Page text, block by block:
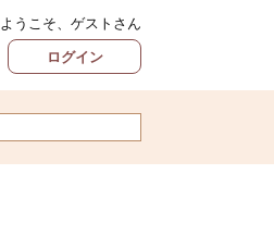
ようこそ、ゲストさん
ログイン